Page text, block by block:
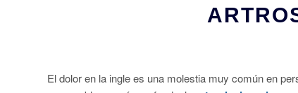
El dolor en la ingle es una molestia muy común en